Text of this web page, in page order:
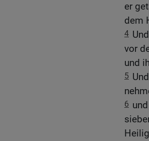
er
dem
4
vor
und
5
6